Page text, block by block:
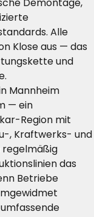
Alle
Klose aus — das
und
Mannheim
— ein
Region mit
, Kraftwerks- und
das
Betriebe